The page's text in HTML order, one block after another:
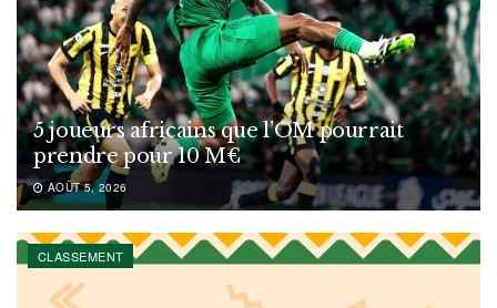
5 joueurs africains que l’OM pourrait
prendre pour 10 M€
AOÛT 5, 2026
CLASSEMENT